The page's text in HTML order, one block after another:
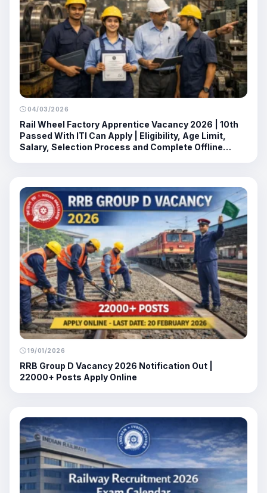
04/03/2026
Rail Wheel Factory Apprentice Vacancy 2026 | 10th
Passed With ITI Can Apply | Eligibility, Age Limit,
Salary, Selection Process and Complete Offline
19/01/2026
RRB Group D Vacancy 2026 Notification Out |
22000+ Posts Apply Online